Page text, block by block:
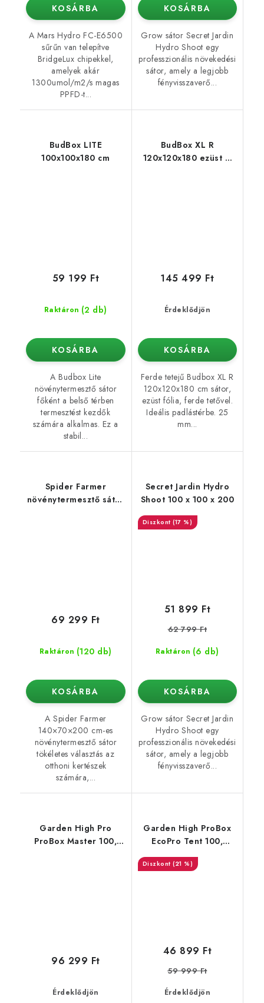
KOSÁRBA
A Mars Hydro FC-E6500
sűrűn van telepítve
BridgeLux chipekkel,
amelyek akár
1300umol/m2/s magas
PPFD-t...
KOSÁRBA
Grow sátor Secret Jardin
Hydro Shoot egy
professzionális növekedési
sátor, amely a legjobb
fényvisszaverő...
BudBox LITE
100x100x180 cm
Raktáron (2 db)
59 199 Ft
KOSÁRBA
A Budbox Lite
növénytermesztő sátor
főként a belső térben
termesztést kezdők
számára alkalmas. Ez a
stabil...
BudBox XL R
120x120x180 ezüst –
Érdeklődjön
145 499 Ft
KOSÁRBA
Ferde tetejű Budbox XL R
120x120x180 cm sátor,
ezüst fólia, ferde tetővel.
Ideális padlástérbe. 25
mm...
Spider Farmer
növénytermesztő sátor
Raktáron (120 db)
69 299 Ft
KOSÁRBA
A Spider Farmer
140×70×200 cm-es
növénytermesztő sátor
tökéletes választás az
otthoni kertészek
számára,...
Secret Jardin Hydro
Shoot 100 x 100 x 200
(17 %)
Raktáron (6 db)
51 899 Ft
62 799 Ft
KOSÁRBA
Grow sátor Secret Jardin
Hydro Shoot egy
professzionális növekedési
sátor, amely a legjobb
fényvisszaverő...
Garden High Pro
ProBox Master 100,
Érdeklődjön
96 299 Ft
Garden High ProBox
EcoPro Tent 100,
(21 %)
Érdeklődjön
46 899 Ft
59 999 Ft